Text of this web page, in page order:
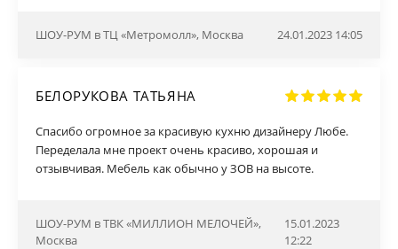
своего дела Ольге. Достойная компания, рекомендую
ШОУ-РУМ в ТЦ «Метромолл», Москва 24.01.2023 14:05
БЕЛОРУКОВА ТАТЬЯНА
Спасибо огромное за красивую кухню дизайнеру Любе.
Переделала мне проект очень красиво, хорошая и
отзывчивая. Мебель как обычно у ЗОВ на высоте.
ШОУ-РУМ в ТВК «МИЛЛИОН МЕЛОЧЕЙ»,
Москва
15.01.2023
12:22